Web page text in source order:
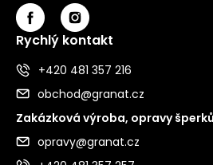
Rychlý kontakt
+420 481 357 216
obchod@granat.cz
Zakázková výroba, opravy
opravy@granat.cz